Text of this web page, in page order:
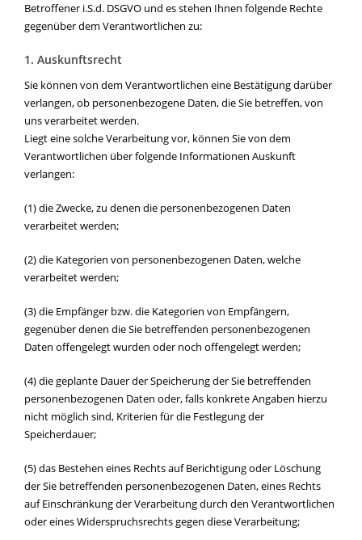
Betroffener i.S.d. DSGVO und es stehen Ihnen folgende Rechte
gegenüber dem Verantwortlichen zu:
1. Auskunftsrecht
Sie können von dem Verantwortlichen eine Bestätigung darüber
verlangen, ob personenbezogene Daten, die Sie betreffen, von
uns verarbeitet werden.
Liegt eine solche Verarbeitung vor, können Sie von dem
Verantwortlichen über folgende Informationen Auskunft
verlangen:
(1) die Zwecke, zu denen die personenbezogenen Daten
verarbeitet werden;
(2) die Kategorien von personenbezogenen Daten, welche
verarbeitet werden;
(3) die Empfänger bzw. die Kategorien von Empfängern,
gegenüber denen die Sie betreffenden personenbezogenen
Daten offengelegt wurden oder noch offengelegt werden;
(4) die geplante Dauer der Speicherung der Sie betreffenden
personenbezogenen Daten oder, falls konkrete Angaben hierzu
nicht möglich sind, Kriterien für die Festlegung der
Speicherdauer;
(5) das Bestehen eines Rechts auf Berichtigung oder Löschung
der Sie betreffenden personenbezogenen Daten, eines Rechts
auf Einschränkung der Verarbeitung durch den Verantwortlichen
oder eines Widerspruchsrechts gegen diese Verarbeitung;